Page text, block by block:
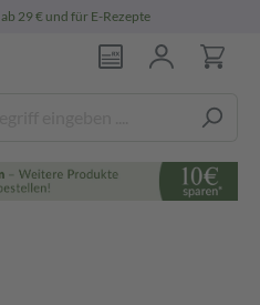
ab 29 € und für E-Rezepte